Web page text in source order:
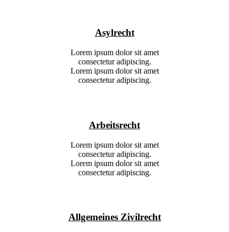
Asylrecht
Lorem ipsum dolor sit amet
consectetur adipiscing.
Lorem ipsum dolor sit amet
consectetur adipiscing.
Arbeitsrecht
Lorem ipsum dolor sit amet
consectetur adipiscing.
Lorem ipsum dolor sit amet
consectetur adipiscing.
Allgemeines Zivilrecht